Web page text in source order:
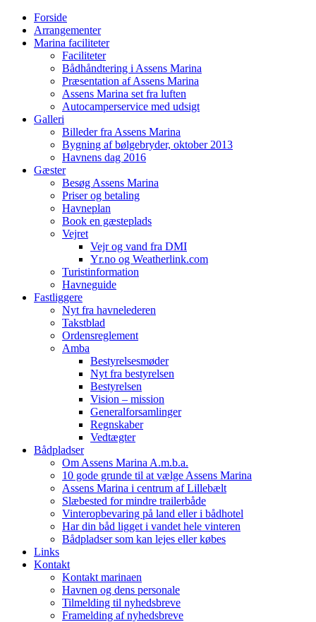
Forside
Arrangementer
Marina faciliteter
Faciliteter
Bådhåndtering i Assens Marina
Præsentation af Assens Marina
Assens Marina set fra luften
Autocamperservice med udsigt
Galleri
Billeder fra Assens Marina
Bygning af bølgebryder, oktober 2013
Havnens dag 2016
Gæster
Besøg Assens Marina
Priser og betaling
Havneplan
Book en gæsteplads
Vejret
Vejr og vand fra DMI
Yr.no og Weatherlink.com
Turistinformation
Havneguide
Fastliggere
Nyt fra havnelederen
Takstblad
Ordensreglement
Amba
Bestyrelsesmøder
Nyt fra bestyrelsen
Bestyrelsen
Vision – mission
Generalforsamlinger
Regnskaber
Vedtægter
Bådpladser
Om Assens Marina A.m.b.a.
10 gode grunde til at vælge Assens Marina
Assens Marina i centrum af Lillebælt
Slæbested for mindre trailerbåde
Vinteropbevaring på land eller i bådhotel
Har din båd ligget i vandet hele vinteren
Bådpladser som kan lejes eller købes
Links
Kontakt
Kontakt marinaen
Havnen og dens personale
Tilmelding til nyhedsbreve
Framelding af nyhedsbreve